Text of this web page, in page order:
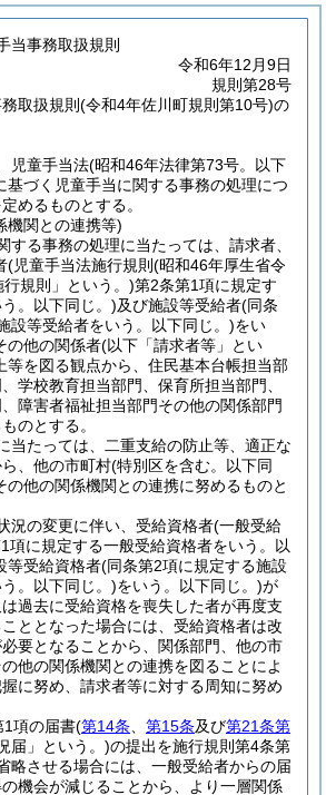
当事務取扱規則
令和6年12月9日
規則第28号
取扱規則(令和4年佐川町規則第10号)の
児童手当法(昭和46年法律第73号。以下
基づく児童手当に関する事務の処理につ
めるものとする。
機関との連携等)
する事務の処理に当たっては、請求者、
(児童手当法施行規則 (昭和46年厚生省令
規則」という。)第2条第1項に規定す
。以下同じ。)及び施設等受給者(同条
設等受給者をいう。以下同じ。)をい
の他の関係者(以下「請求者等」とい
等を図る観点から、住民基本台帳担当部
学校教育担当部門、保育所担当部門、
障害者福祉担当部門その他の関係部門
のとする。
当たっては、二重支給の防止等、適正な
、他の市町村(特別区を含む。以下同
の他の関係機関との連携に努めるものと
況の変更に伴い、受給資格者(一般受給
項に規定する一般受給資格者をいう。以
等受給資格者(同条第2項に規定する施設
。以下同じ。)をいう。以下同じ。)が
過去に受給資格を喪失した者が再度支
ととなった場合には、受給資格者は改
要となることから、関係部門、他の市
他の関係機関との連携を図ることによ
に努め、請求者等に対する周知に努め
1項の届書(第14条 第15条及び第21条第
届」という。)の提出を施行規則第4条第
略させる場合には、一般受給者からの届
機会が減じることから、より一層関係